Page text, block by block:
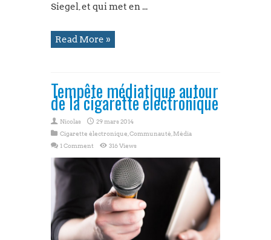
Siegel, et qui met en ...
Read More »
Tempête médiatique autour
de la cigarette électronique
Nicolas
29 mars 2014
Cigarette électronique Communauté Média
1 Comment
316 Views